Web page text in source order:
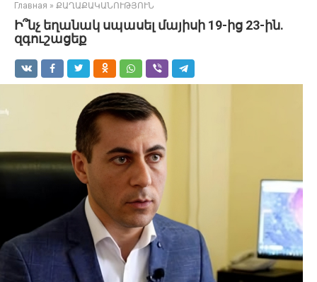
Главная » ՔԱՂԱՔԱԿԱՆՈՒԹՅՈՒՆ
Ի՞նչ եղանակ սպասել մայիսի 19-ից 23-ին.
զգուշացեք